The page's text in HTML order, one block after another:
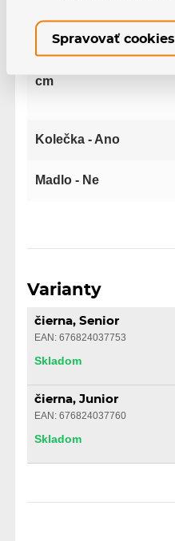
cm
Kolečka - Ano
Madlo - Ne
Varianty
čierna, Senior
EAN: 676824037753
Skladom
čierna, Junior
EAN: 676824037760
Skladom
Spravovať cookies